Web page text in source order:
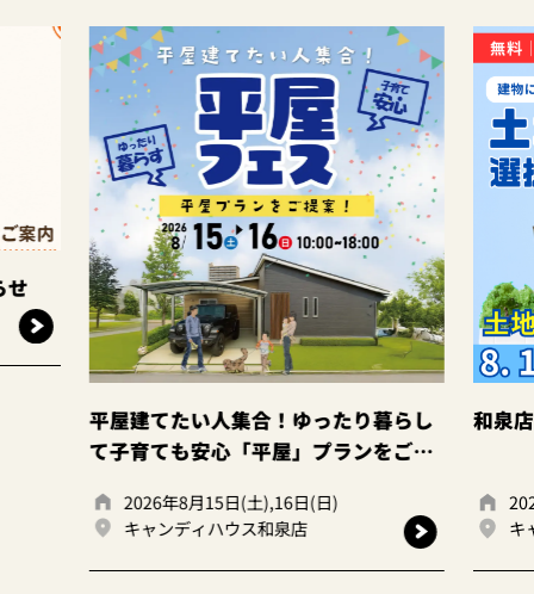
たい人集合！ゆったり暮らし
も安心「平屋」プランをご提
年8月15日(土),16日(日)
ンディハウス和泉店
和泉店☆土地探し相談
2026年8月15日(土
キャンディハウス和泉